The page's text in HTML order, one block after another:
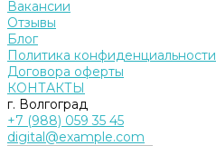
Вакансии
Отзывы
Блог
Политика конфиденциальности
Договора оферты
КОНТАКТЫ
г. Волгоград
+7 (988) 059 35 45
digital@example.com